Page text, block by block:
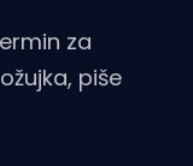
za
piše